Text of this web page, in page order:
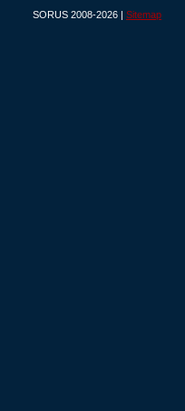
SORUS 2008-2026 | Sitemap